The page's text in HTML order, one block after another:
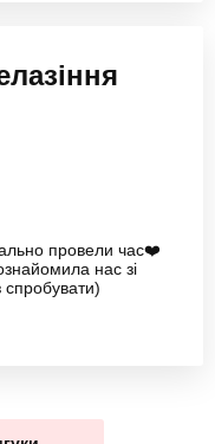
провели час❤️
нас зі